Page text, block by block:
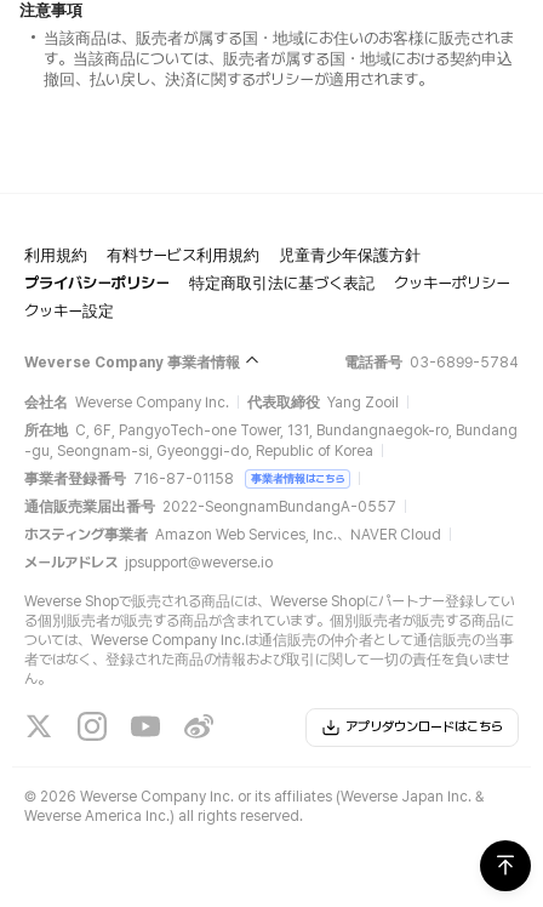
注意事項
当該商品は、販売者が属する国・地域にお住いのお客様に販売されま
す。当該商品については、販売者が属する国・地域における契約申込
撤回、払い戻し、決済に関するポリシーが適用されます。
利用規約 有料サービス利用規約
児童青少年保護方針
プライバシーポリシー
特定商取引法に基づく表記
クッキーポリシー
クッキー設定
Weverse Company 事業者情報 電話番号 03-6899-5784
会社名 Weverse Company Inc. 代表取締役 Yang Zooil
所在地 C, 6F, PangyoTech-one Tower, 131, Bundangnaegok-ro, Bundang
-gu, Seongnam-si, Gyeonggi-do, Republic of Korea
事業者登録番号 716-87-01158 事業者情報はこちら
通信販売業届出番号 2022-SeongnamBundangA-0557
ホスティング事業者 Amazon Web Services, Inc.、NAVER Cloud
メールアドレス jpsupport@weverse.io
Weverse Shopで販売される商品には、Weverse Shopにパートナー登録してい
る個別販売者が販売する商品が含まれています。個別販売者が販売する商品に
ついては、Weverse Company Inc.は通信販売の仲介者として通信販売の当事
者ではなく、登録された商品の情報および取引に関して一切の責任を負いませ
ん。
アプリダウンロードはこちら
© 2026 Weverse Company Inc. or its affiliates (Weverse Japan Inc. &
Weverse America Inc.) all rights reserved.